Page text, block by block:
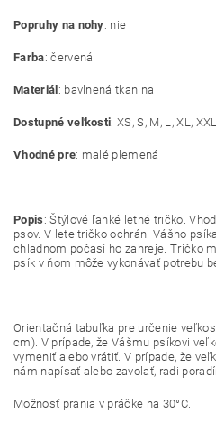
Popruhy na nohy: nie
Farba: červená
Materiál : bavlnená tkanina
Dostupné veľkosti: XS, S, M, L, XL, XXL
Vhodné pre: malé plemená
Popis : Štýlové ľahké letné tričko.
psov. V lete tričko ochráni Vášho
chladnom počasí ho zahreje. Tričko
psík v ňom môže vykonávať potrebu
Orientačná tabuľka pre určenie
cm). V prípade, že Vášmu psíkovi
vymeniť alebo vrátiť. V prípade, že
nám napísať alebo zavolať, radi
Možnosť prania v práčke na 30°C.